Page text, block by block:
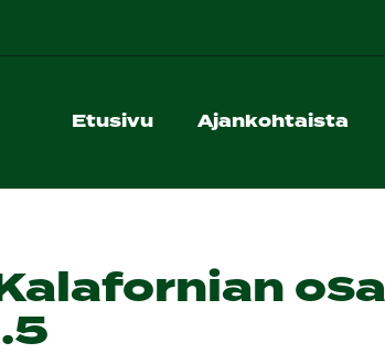
Etusivu Ajankohtaista